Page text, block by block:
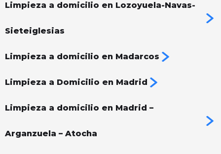
Limpieza a domicilio en Lozoyuela-Navas-
Sieteiglesias
Limpieza a domicilio en Madarcos
Limpieza a Domicilio en Madrid
Limpieza a domicilio en Madrid –
Arganzuela – Atocha